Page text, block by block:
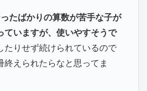
たばかりの算数が苦手な子が
ていますが、使いやすそうで
たりせず続けられているので
終えられたらなと思ってま